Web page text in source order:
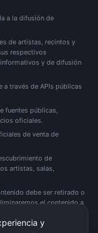
a la difusión de
de artistas, recintos y
respectivos
y de difusión
a través de APIs públicas
fuentes públicas,
oficiales.
de venta de
de
artistas, salas,
debe ser retirado o
el contenido a
y